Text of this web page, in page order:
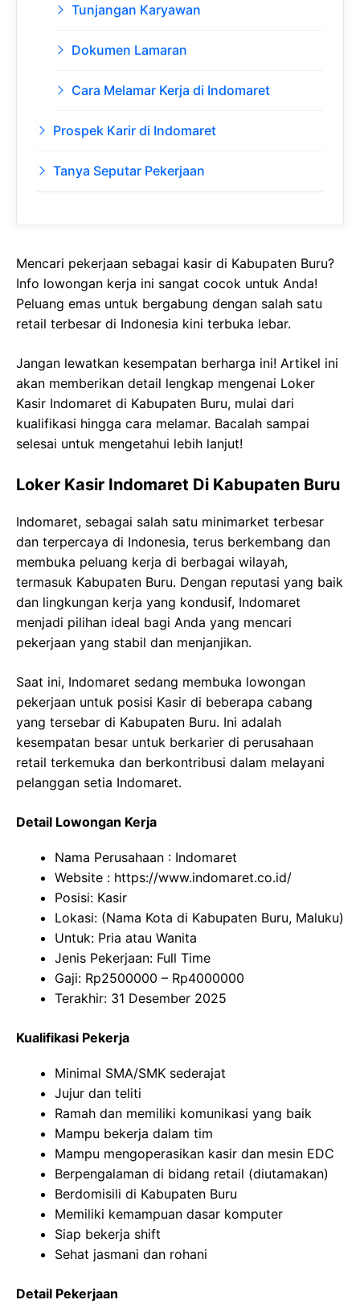
Tunjangan Karyawan
Dokumen Lamaran
Cara Melamar Kerja di Indomaret
Prospek Karir di Indomaret
Tanya Seputar Pekerjaan
Mencari pekerjaan sebagai kasir di Kabupaten Buru?
Info lowongan kerja ini sangat cocok untuk Anda!
Peluang emas untuk bergabung dengan salah satu
retail terbesar di Indonesia kini terbuka lebar.
Jangan lewatkan kesempatan berharga ini! Artikel ini
akan memberikan detail lengkap mengenai Loker
Kasir Indomaret di Kabupaten Buru, mulai dari
kualifikasi hingga cara melamar. Bacalah sampai
selesai untuk mengetahui lebih lanjut!
Loker Kasir Indomaret Di Kabupaten Buru
Indomaret, sebagai salah satu minimarket terbesar
dan terpercaya di Indonesia, terus berkembang dan
membuka peluang kerja di berbagai wilayah,
termasuk Kabupaten Buru. Dengan reputasi yang baik
dan lingkungan kerja yang kondusif, Indomaret
menjadi pilihan ideal bagi Anda yang mencari
pekerjaan yang stabil dan menjanjikan.
Saat ini, Indomaret sedang membuka lowongan
pekerjaan untuk posisi Kasir di beberapa cabang
yang tersebar di Kabupaten Buru. Ini adalah
kesempatan besar untuk berkarier di perusahaan
retail terkemuka dan berkontribusi dalam melayani
pelanggan setia Indomaret.
Detail Lowongan Kerja
Nama Perusahaan : Indomaret
Website : https://www.indomaret.co.id/
Posisi: Kasir
Lokasi: (Nama Kota di Kabupaten Buru, Maluku)
Untuk: Pria atau Wanita
Jenis Pekerjaan: Full Time
Gaji: Rp2500000 – Rp4000000
Terakhir: 31 Desember 2025
Kualifikasi Pekerja
Minimal SMA/SMK sederajat
Jujur dan teliti
Ramah dan memiliki komunikasi yang baik
Mampu bekerja dalam tim
Mampu mengoperasikan kasir dan mesin EDC
Berpengalaman di bidang retail (diutamakan)
Berdomisili di Kabupaten Buru
Memiliki kemampuan dasar komputer
Siap bekerja shift
Sehat jasmani dan rohani
Detail Pekerjaan